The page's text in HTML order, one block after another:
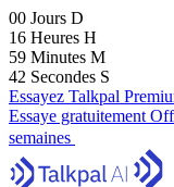
00 Jours D
16 Heures H
59 Minutes M
41 Secondes S
Essayez Talkpal
Essaye gratuitement
semaines